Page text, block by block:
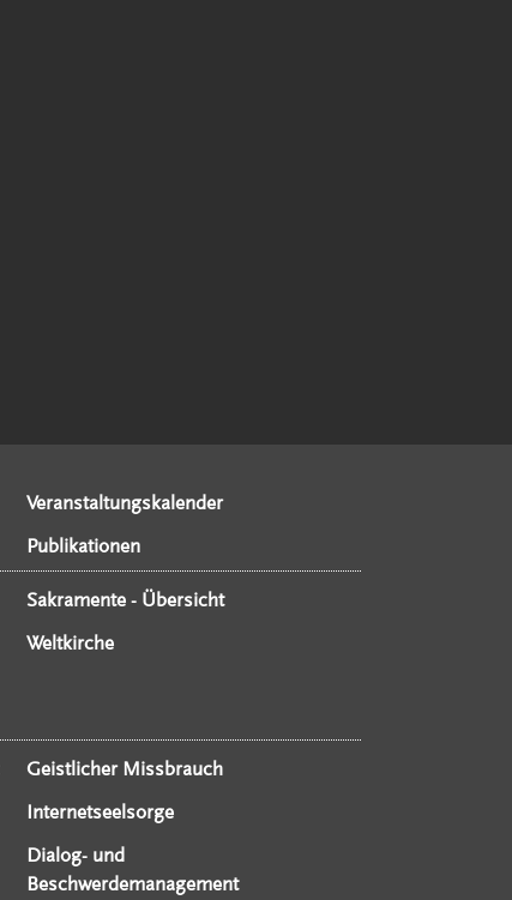
Veranstaltungskalender
Publikationen
Sakramente - Übersicht
Weltkirche
Geistlicher Missbrauch
Internetseelsorge
Dialog- und
Beschwerdemanagement